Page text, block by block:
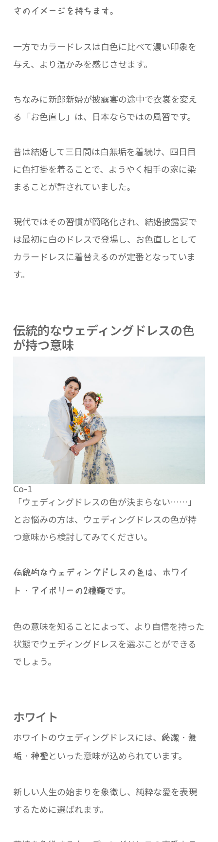
さのイメージを持ちます。
一方でカラードレスは白色に比べて濃い印象を
与え、より温かみを感じさせます。
ちなみに新郎新婦が披露宴の途中で衣裳を変え
る「お色直し」は、日本ならではの風習です。
昔は結婚して三日間は白無垢を着続け、四日目
に色打掛を着ることで、ようやく相手の家に染
まることが許されていました。
現代ではその習慣が簡略化され、結婚披露宴で
は最初に白のドレスで登場し、お色直しとして
カラードレスに着替えるのが定番となっていま
す。
伝統的なウェディングドレスの色
が持つ意味
Co-1
「ウェディングドレスの色が決まらない……」
とお悩みの方は、ウェディングドレスの色が持
つ意味から検討してみてください。
伝統的なウェディングドレスの色は、ホワイ
ト・アイボリーの2種類です。
色の意味を知ることによって、より自信を持った
状態でウェディングドレスを選ぶことができる
でしょう。
ホワイト
ホワイトのウェディングドレスには、 純潔・無
垢・神聖 といった意味が込められています。
新しい人生の始まりを象徴し、純粋な愛を表現
するために選ばれます。